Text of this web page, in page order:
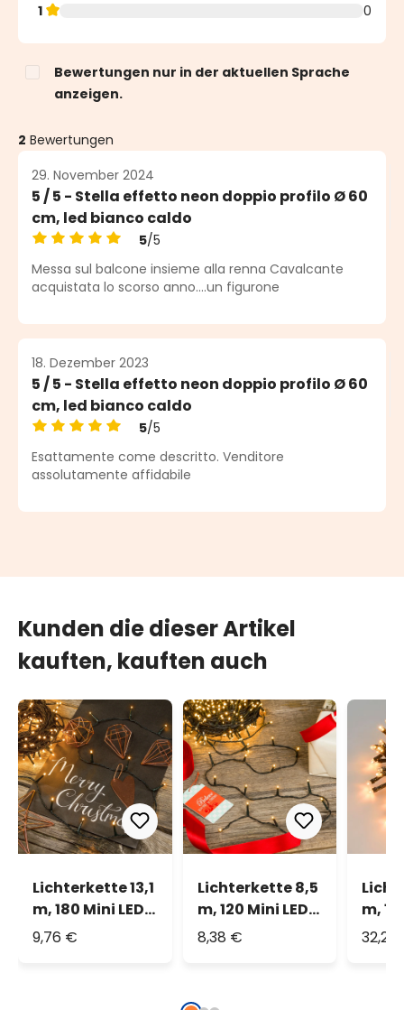
1 0
Bewertungen nur in der aktuellen Sprache
anzeigen.
2 Bewertungen
29. November 2024
5 / 5 - Stella effetto neon doppio profilo Ø 60
cm, led bianco caldo
Durchschnittliche Bewertung von 5 von 5 Sternen
5/5
Messa sul balcone insieme alla renna Cavalcante
acquistata lo scorso anno....un figurone
18. Dezember 2023
5 / 5 - Stella effetto neon doppio profilo Ø 60
cm, led bianco caldo
Durchschnittliche Bewertung von 5 von 5 Sternen
5/5
Esattamente come descritto. Venditore
assolutamente affidabile
Kunden die dieser Artikel
kauften, kauften auch
Lichterkette 13,1
m, 180 Mini LEDs
extra
9,76 €
Lichterkette 8,5
m, 120 Mini LEDs
extra
8,38 €
m,
extra
32,29